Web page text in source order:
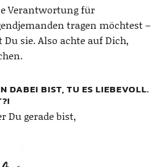
Verantwortung für
tragen möchtest –
sie. Also achte auf Dich,
DABEI BIST, TU ES LIEBEVOLL.
Du gerade bist,